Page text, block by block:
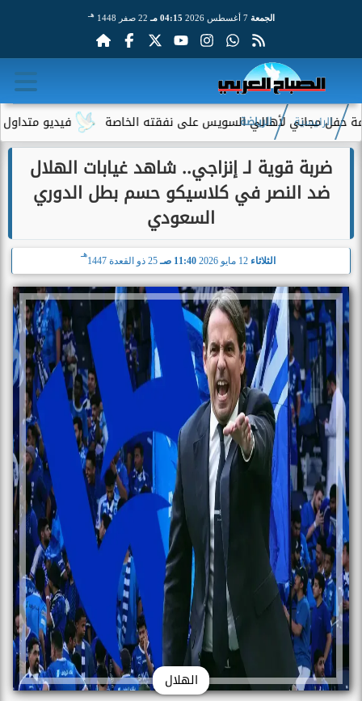
الجمعة 7 أغسطس 2026 04:15 مـ 22 صفر 1448 هـ
فيديو متداول لسيدة مسنة لأهالي السويس على نفقته الخاصة
الرئيسية الرياضة
ضربة قوية لـ إنزاجي.. شاهد غيابات الهلال
ضد النصر في كلاسيكو حسم بطل الدوري
السعودي
الثلاثاء 12 مايو 2026 11:40 صـ 25 ذو القعدة 1447
هـ
الهلال